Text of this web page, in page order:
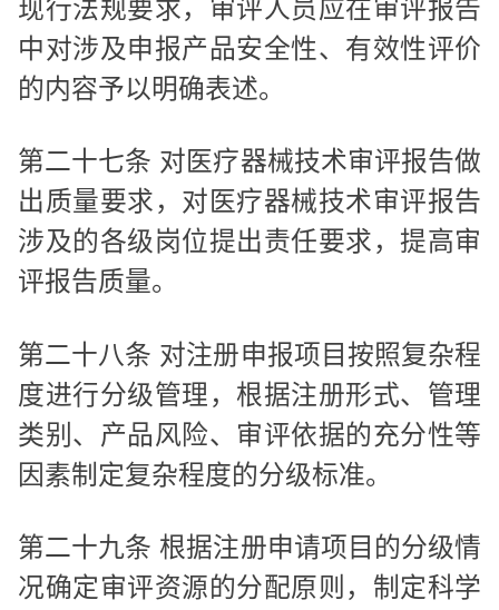
现行法规要求，审评人员应在审评报告
中对涉及申报产品安全性、有效性评价
的内容予以明确表述。
第二十七条 对医疗器械技术审评报告做
出质量要求，对医疗器械技术审评报告
涉及的各级岗位提出责任要求，提高审
评报告质量。
第二十八条 对注册申报项目按照复杂程
度进行分级管理，根据注册形式、管理
类别、产品风险、审评依据的充分性等
因素制定复杂程度的分级标准。
第二十九条 根据注册申请项目的分级情
况确定审评资源的分配原则，制定科学